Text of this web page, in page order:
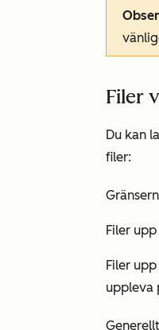
Filer
Du kan
filer:
Filer
Filer
uppleva